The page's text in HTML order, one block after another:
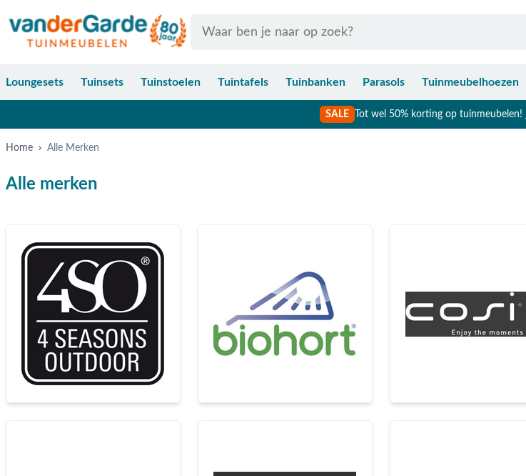
Loungesets Tuinsets Tuinstoelen Tuintafels Tuinbanken Parasols Tuinmeubelhoezen
SALE Tot wel 50% korting op tuinmeubelen!
Home Alle Merken
Alle merken